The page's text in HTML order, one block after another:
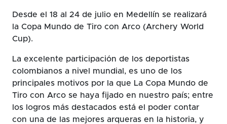
Desde el 18 al 24 de julio en Medellín se realizará
la Copa Mundo de Tiro con Arco (Archery World
Cup).
La excelente participación de los deportistas
colombianos a nivel mundial, es uno de los
principales motivos por la que La Copa Mundo de
Tiro con Arco se haya fijado en nuestro país; entre
los logros más destacados está el poder contar
con una de las mejores arqueras en la historia, y